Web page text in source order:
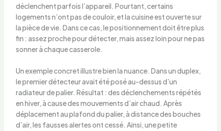
déclenchent parfois l’appareil. Pourtant, certains
logements n’ont pas de couloir, et la cuisine est ouverte sur
la pièce de vie. Dans ce cas, le positionnement doit être plus
fin : assez proche pour détecter, mais assez loin pour ne pas
sonner à chaque casserole.
Un exemple concret illustre bien la nuance. Dans un duplex,
le premier détecteur avait été posé au-dessus d’un
radiateur de palier. Résultat : des déclenchements répétés
en hiver, à cause des mouvements d’air chaud. Après
déplacement au plafond du palier, à distance des bouches
d’air, les fausses alertes ont cessé. Ainsi, une petite